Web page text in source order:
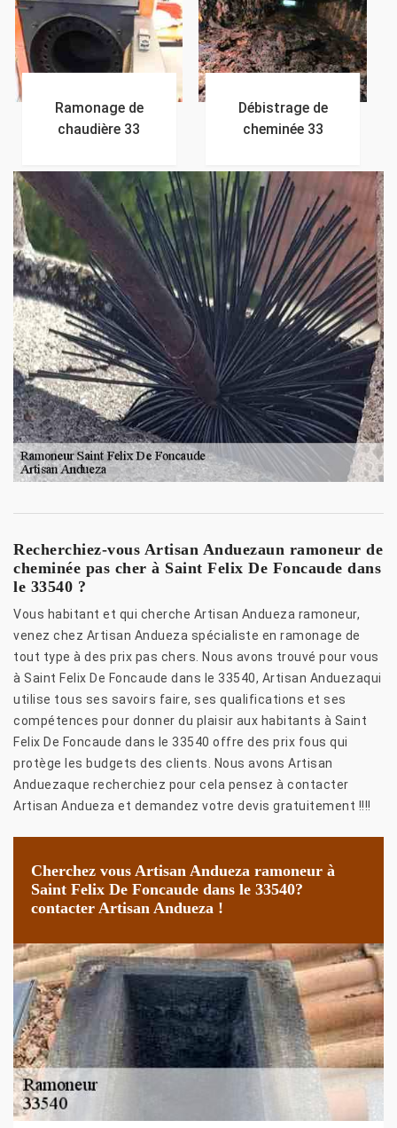
Ramonage de
chaudière 33
Débistrage de
cheminée 33
Recherchiez-vous Artisan Anduezaun ramoneur de
cheminée pas cher à Saint Felix De Foncaude dans
le 33540 ?
Vous habitant et qui cherche Artisan Andueza ramoneur,
venez chez Artisan Andueza spécialiste en ramonage de
tout type à des prix pas chers. Nous avons trouvé pour vous
à Saint Felix De Foncaude dans le 33540, Artisan Anduezaqui
utilise tous ses savoirs faire, ses qualifications et ses
compétences pour donner du plaisir aux habitants à Saint
Felix De Foncaude dans le 33540 offre des prix fous qui
protège les budgets des clients. Nous avons Artisan
Anduezaque recherchiez pour cela pensez à contacter
Artisan Andueza et demandez votre devis gratuitement !!!!
Cherchez vous Artisan Andueza ramoneur à
Saint Felix De Foncaude dans le 33540?
contacter Artisan Andueza !